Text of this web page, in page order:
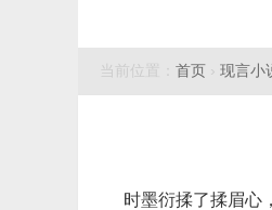
当前位置： 首页 › 现言小
时墨衍揉了揉眉心